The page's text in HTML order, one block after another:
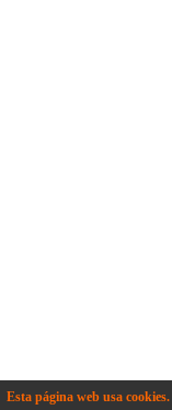
Esta página web usa cookies.